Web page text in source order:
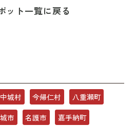
ット一覧に戻る
中城村 今帰仁村
八重瀬町
市 名護市
嘉手納町